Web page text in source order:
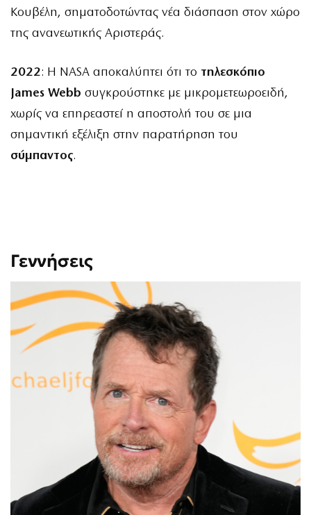
Κουβέλη, σηματοδοτώντας νέα διάσπαση στον χώρο
της ανανεωτικής Αριστεράς.
2022: Η NASA αποκαλύπτει ότι το τηλεσκόπιο
James Webb συγκρούστηκε με μικρομετεωροειδή,
χωρίς να επηρεαστεί η αποστολή του σε μια
σημαντική εξέλιξη στην παρατήρηση του
σύμπαντος.
Γεννήσεις